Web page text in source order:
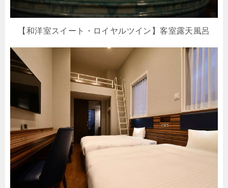
【和洋室スイート・ロイヤルツイン】客室露天風呂